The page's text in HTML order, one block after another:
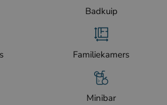
Badkuip
Familiekamers
Minibar